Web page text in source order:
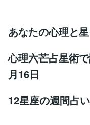
あなたの心理と
心理六芒占星術
月16日
12星座の週間占